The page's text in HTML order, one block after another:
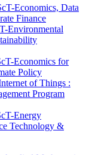
Economics, Data
Finance
Environmental
Economics for
Policy
of Things :
Program
Energy
Technology &